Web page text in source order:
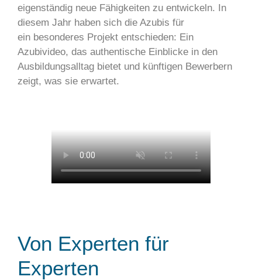
eigenständig neue Fähigkeiten zu entwickeln. In
diesem Jahr haben sich die Azubis für
ein besonderes Projekt entschieden: Ein
Azubivideo, das authentische Einblicke in den
Ausbildungsalltag bietet und künftigen Bewerbern
zeigt, was sie erwartet.
Von Experten für
Experten